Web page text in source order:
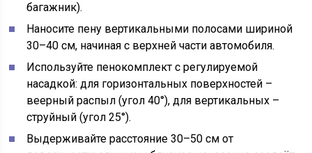
багажник).
Наносите пену вертикальными полосами шириной
30–40 см, начиная с верхней части автомобиля.
Используйте пенокомплект с регулируемой
насадкой: для горизонтальных поверхностей –
веерный распыл (угол 40°), для вертикальных –
струйный (угол 25°).
Выдерживайте расстояние 30–50 см от